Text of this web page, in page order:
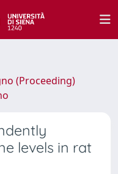
(Proceeding)
levels in rat